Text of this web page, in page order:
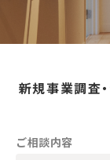
新規事業調査
ご相談内容